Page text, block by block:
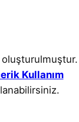
oluşturulmuştur.
Kullanım